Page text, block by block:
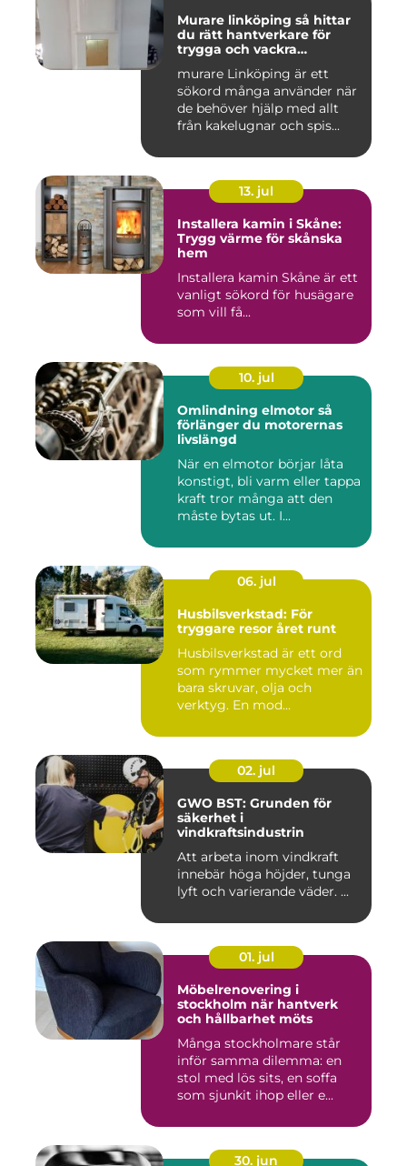
Murare linköping så hittar
du rätt hantverkare för
trygga och vackra
murare Linköping är ett
sökord många använder när
de behöver hjälp med allt
från kakelugnar och spis...
13. jul
Installera kamin i Skåne:
Trygg värme för skånska
hem
Installera kamin Skåne är ett
vanligt sökord för husägare
som vill få...
10. jul
Omlindning elmotor så
förlänger du motorernas
livslängd
När en elmotor börjar låta
konstigt, bli varm eller tappa
kraft tror många att den
måste bytas ut. I...
06. jul
Husbilsverkstad: För
tryggare resor året runt
Husbilsverkstad är ett ord
som rymmer mycket mer än
bara skruvar, olja och
verktyg. En mod...
02. jul
GWO BST: Grunden för
säkerhet i
vindkraftsindustrin
Att arbeta inom vindkraft
innebär höga höjder, tunga
lyft och varierande väder. ...
01. jul
Möbelrenovering i
stockholm när hantverk
och hållbarhet möts
Många stockholmare står
inför samma dilemma: en
stol med lös sits, en soffa
som sjunkit ihop eller e...
30. jun